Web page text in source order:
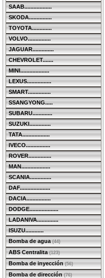
SAAB..................
SKODA...............
TOYOTA.............
VOLVO...............
JAGUAR..............
CHEVROLET.......
MINI...................
LEXUS................
SMART...............
SSANGYONG.....
SUBARU.............
SUZUKI..............
TATA..................
IVECO................
ROVER...............
MAN...................
SCANIA..............
DAF....................
DACIA................
DODGE...................
LADANIVA..............
ISUZU............
Bomba de agua (44)
ABS Centralita (123)
Bomba de inyección (56)
Bomba de dirección (76)